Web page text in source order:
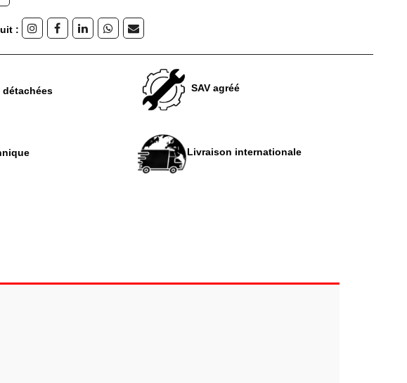
:
SAV agréé
Livraison internationale